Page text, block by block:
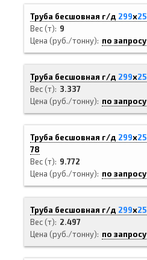
Труба бесшовная г/д 299х25
Вес (т)
9
Цена (руб./тонну)
по запросу
Труба бесшовная г/д 299х25
Вес (т)
3.337
Цена (руб./тонну)
по запросу
Труба бесшовная г/д 299х25
78
Вес (т)
9.772
Цена (руб./тонну)
по запросу
Труба бесшовная г/д 299х25
Вес (т)
2.497
Цена (руб./тонну)
по запросу